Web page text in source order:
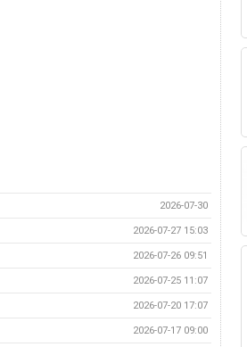
2026-07-30
2026-07-27 15:03
2026-07-26 09:51
2026-07-25 11:07
2026-07-20 17:07
2026-07-17 09:00